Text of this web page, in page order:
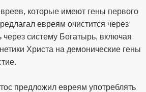
которые имеют гены первого
евреям очистится через
через систему Богатырь, включая
Христа на демонические гены
предложил евреям употреблять